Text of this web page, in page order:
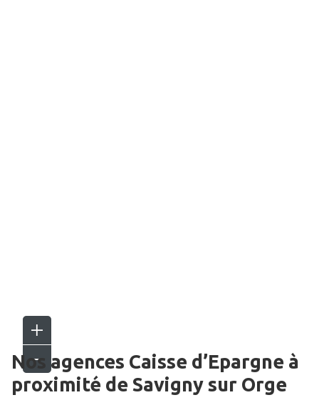
Nos agences Caisse d’Epargne à
proximité de Savigny sur Orge